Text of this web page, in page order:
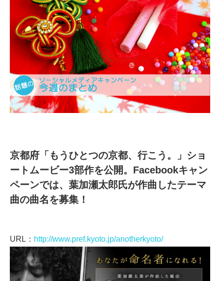
京都府「もうひとつの京都、行こう。」ショ
ートムービー3部作を公開。Facebookキャン
ペーンでは、葉加瀬太郎氏が作曲したテーマ
曲の曲名を募集！
URL： http://www.pref.kyoto.jp/anotherkyoto/